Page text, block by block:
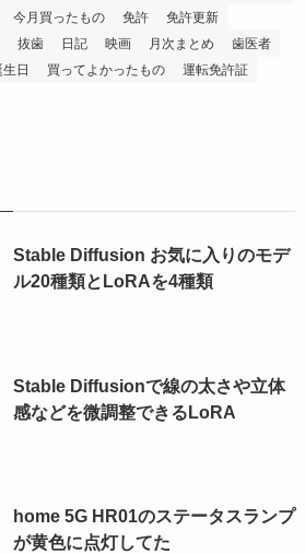
今月買ったもの 免許
免許更新
抜歯 日記 映画 月次まとめ
歯医者
生日 買ってよかったもの
運転免許証
Stable Diffusion お気に入りのモデ
ル20種類とLoRAを4種類
Stable Diffusionで線の太さや立体
感などを微調整できるLoRA
home 5G HR01のステータスランプ
が黄色に点灯してた